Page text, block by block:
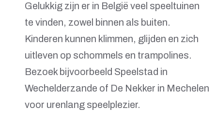
Gelukkig zijn er in België veel speeltuinen
te vinden, zowel binnen als buiten.
Kinderen kunnen klimmen, glijden en zich
uitleven op schommels en trampolines.
Bezoek bijvoorbeeld Speelstad in
Wechelderzande of De Nekker in Mechelen
voor urenlang speelplezier.